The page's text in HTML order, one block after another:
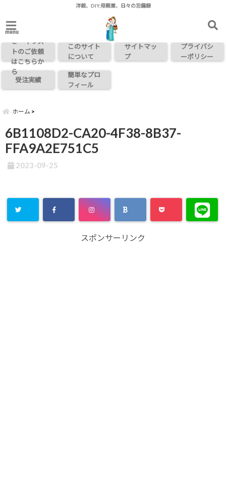
洋裁、DIY,母親業、日々の忘備録
menuお問い合わ
せ・イラス
トのご依頼
はこちらか
ら
このサイト
について
サイトマッ
プ
プライバシ
ーポリシー
受注実績
簡単なプロ
フィール
ホーム
6B1108D2-CA20-4F38-8B37-
FFA9A2E751C5
2023-09-25
スポンサーリンク